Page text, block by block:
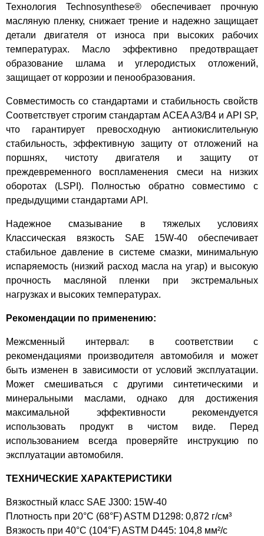
Технология Technosynthese® обеспечивает прочную
масляную пленку, снижает трение и надежно защищает
детали двигателя от износа при высоких рабочих
температурах. Масло эффективно предотвращает
образование шлама и углеродистых отложений,
защищает от коррозии и пенообразования.
Совместимость со стандартами и стабильность свойств
Соответствует строгим стандартам ACEA A3/B4 и API SP,
что гарантирует превосходную антиокислительную
стабильность, эффективную защиту от отложений на
поршнях, чистоту двигателя и защиту от
преждевременного воспламенения смеси на низких
оборотах (LSPI). Полностью обратно совместимо с
предыдущими стандартами API.
Надежное смазывание в тяжелых условиях
Классическая вязкость SAE 15W-40 обеспечивает
стабильное давление в системе смазки, минимальную
испаряемость (низкий расход масла на угар) и высокую
прочность масляной пленки при экстремальных
нагрузках и высоких температурах.
Рекомендации по применению:
Межсменный интервал: в соответствии с
рекомендациями производителя автомобиля и может
быть изменен в зависимости от условий эксплуатации.
Может смешиваться с другими синтетическими и
минеральными маслами, однако для достижения
максимальной эффективности рекомендуется
использовать продукт в чистом виде. Перед
использованием всегда проверяйте инструкцию по
эксплуатации автомобиля.
ТЕХНИЧЕСКИЕ ХАРАКТЕРИСТИКИ
Вязкостный класс SAE J300: 15W-40
Плотность при 20°C (68°F) ASTM D1298: 0,872 г/см³
Вязкость при 40°C (104°F) ASTM D445: 104,8 мм²/с